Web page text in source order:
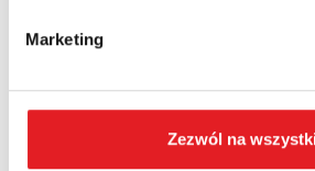
Marketing
Zezwól na
Treść: *